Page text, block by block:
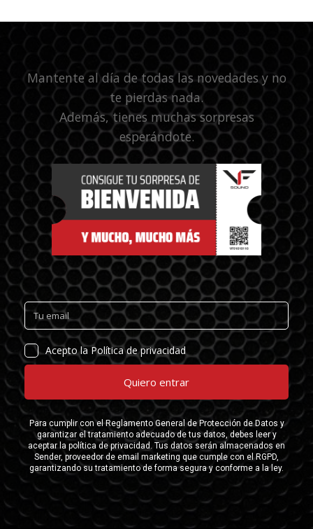
Mantente al día de todas las novedades y no
te pierdas nada.
Además, tienes muchas sorpresas
esperándote.